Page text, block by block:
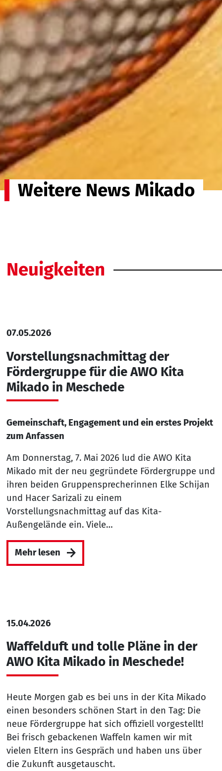
Weitere News Mikado
Neuigkeiten
07.05.2026
Vorstellungsnachmittag der
Fördergruppe für die AWO Kita
Mikado in Meschede
Gemeinschaft, Engagement und ein erstes Projekt
zum Anfassen
Am Donnerstag, 7. Mai 2026 lud die AWO Kita
Mikado mit der neu gegründete Fördergruppe und
ihren beiden Gruppensprecherinnen Elke Schijan
und Hacer Sarizali zu einem
Vorstellungsnachmittag auf das Kita-
Außengelände ein. Viele…
Mehr lesen
15.04.2026
Waffelduft und tolle Pläne in der
AWO Kita Mikado in Meschede!
Heute Morgen gab es bei uns in der Kita Mikado
einen besonders schönen Start in den Tag: Die
neue Fördergruppe hat sich offiziell vorgestellt!
Bei frisch gebackenen Waffeln kamen wir mit
vielen Eltern ins Gespräch und haben uns über
die Zukunft ausgetauscht.